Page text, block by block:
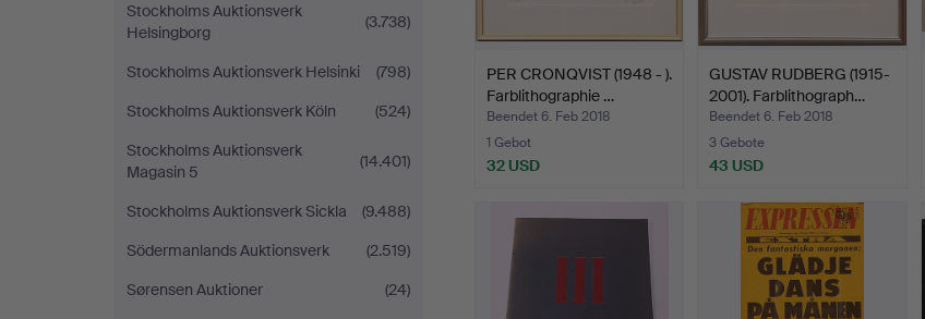
Stockholms Auktionsverk
Helsingborg
(3.738)
Stockholms Auktionsverk Helsinki
(798)
Stockholms Auktionsverk Köln
(524)
Stockholms Auktionsverk
Magasin 5
(14.401)
Stockholms Auktionsverk Sickla
(9.488)
Södermanlands Auktionsverk
(2.519)
Sørensen Auktioner
(24)
PER CRONQVIST (1948 - ).
Farblithographie …
Beendet 6. Feb 2018
1 Gebot
32 USD
GUSTAV RUDBERG (1915-
2001). Farblithograph…
Beendet 6. Feb 2018
3 Gebote
43 USD